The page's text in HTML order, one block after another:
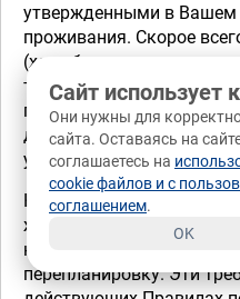
утвержденными в Вашем
проживания. Скорое
(хотя большинство это
том, что это запрещено)
после ознакомления со
документами
устранении нарушений
Кроме того, существуют
жилого помещения в
на несанкционированные
перепланировку. Эти
Сайт использует
Они нужны для
сайта. Оставаясь на
соглашаетесь на
cookie файлов и с
соглашением.
OK